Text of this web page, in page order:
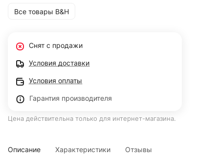
Все товары B&H
Снят с продажи
Условия доставки
Условия оплаты
Гарантия производителя
Цена действительна только для интернет-магазина.
Описание Характеристики Отзывы